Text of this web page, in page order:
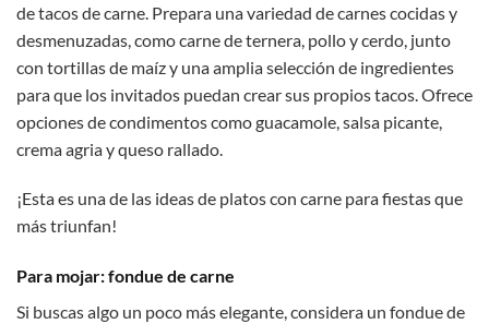
de tacos de carne. Prepara una variedad de carnes cocidas y
desmenuzadas, como carne de ternera, pollo y cerdo, junto
con tortillas de maíz y una amplia selección de ingredientes
para que los invitados puedan crear sus propios tacos. Ofrece
opciones de condimentos como guacamole, salsa picante,
crema agria y queso rallado.
¡Esta es una de las ideas de platos con carne para fiestas que
más triunfan!
Para mojar: fondue de carne
Si buscas algo un poco más elegante, considera un fondue de